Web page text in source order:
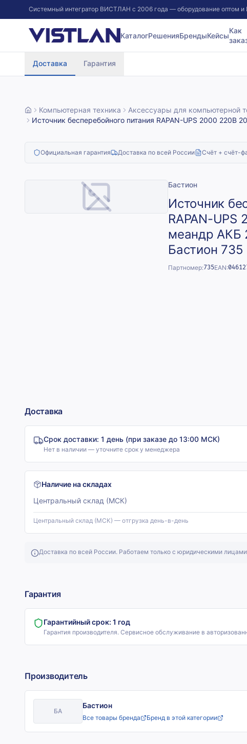
Системный интегратор ВИСТЛАН с 2006 года — оборудование оптом
КаталогРешенияБрендыКейсы
Как
Доставка Гарантия
Компьютерная техника Аксессуары для компьютерной
Источник бесперебойного питания RAPAN-UPS 2000
Официальная гарантия Доставка по всей России Счёт + счёт-
Бастион
Источник
RAPAN-
меандр АКБ
Бастион 735
Партномер:735EAN:
Доставка
Срок доставки: 1 день (при заказе до 13:00 МСК)
Нет в наличии — уточните срок у менеджера
Наличие на складах
Центральный склад (МСК)
Центральный склад (МСК) — отгрузка день-в-день
Доставка по всей России. Работаем только с юридическими
Гарантия
Гарантийный срок: 1 год
Гарантия производителя. Сервисное обслуживание в
Производитель
БА
Бастион
Все товары бренда Бренд в этой категории